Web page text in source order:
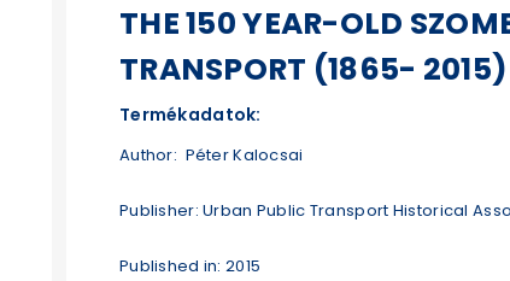
THE 150 YEAR-OLD
TRANSPORT (1865- 2015)
Termékadatok:
Author: Péter Kalocsai
Publisher: Urban Public Transport Historical
Published in: 2015